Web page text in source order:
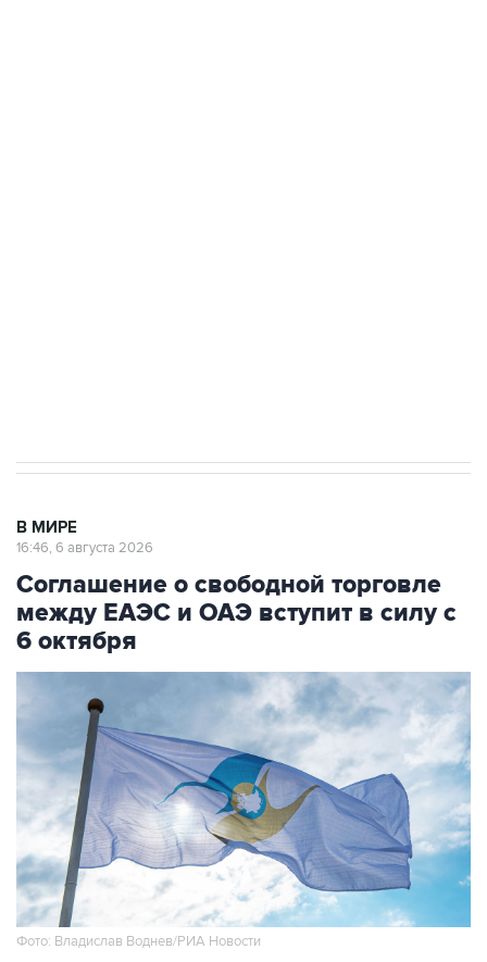
В МИРЕ
16:46, 6 августа 2026
Соглашение о свободной торговле
между ЕАЭС и ОАЭ вступит в силу с
6 октября
Фото: Владислав Воднев/РИА Новости